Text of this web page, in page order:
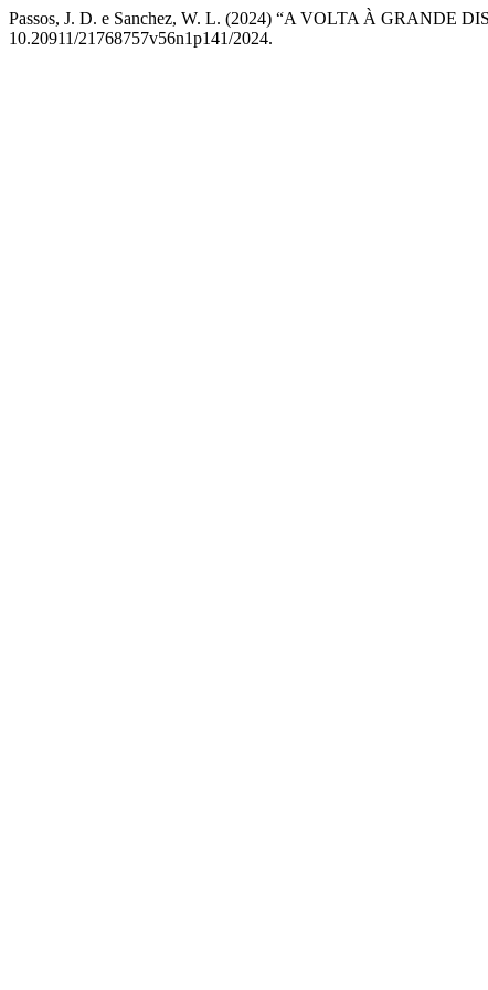
Passos, J. D. e Sanchez, W. L. (2024) “A VOLTA À GRANDE
10.20911/21768757v56n1p141/2024.